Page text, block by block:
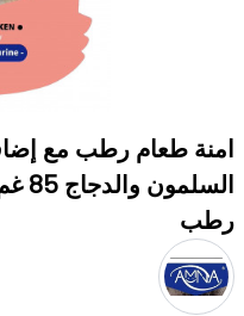
امنة طعام رطب مع
رطب